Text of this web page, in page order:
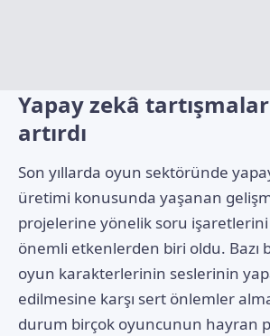
Yapay zekâ
artırdı
Son yıllarda oyun sektöründe
üretimi konusunda yaşanan
projelerine yönelik soru işaretlerini
önemli etkenlerden biri oldu. Bazı
oyun karakterlerinin seslerinin
edilmesine karşı sert önlemler
durum birçok oyuncunun hayran